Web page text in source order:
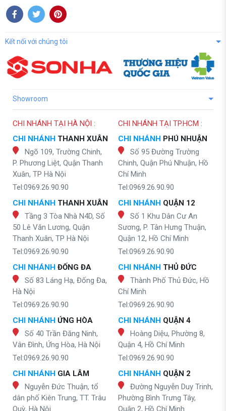
Kết nối với chúng tôi
Showroom
CHI NHÁNH TẠI HÀ NỘI :
CHI NHÁNH THANH XUÂN
Ngõ 109, Trường Chinh,
P. Phương Liệt, Quận Thanh
Xuân, TP Hà Nội
Tel:0969.26.90.90
CHI NHÁNH THANH XUÂN
Tầng 3 Tòa Nhà N4D, Số
50 Lê Văn Lương, Quận
Thanh Xuân, TP Hà Nội
Tel:0969.26.90.90
CHI NHÁNH ĐỐNG ĐA
Số 83 Láng Hạ, Đống Đa,
Hà Nội
Tel:0969.26.90.90
CHI NHÁNH ỨNG HÒA
Số 40 Trần Đăng Ninh,
Vân Đình, Ứng Hòa, Hà Nội
Tel:0969.26.90.90
CHI NHÁNH GIA LÂM
Nguyễn Đức Thuận, tổ
dân phố Kiên Trung, TT. Trâu
Quỳ, Hà Nội
CHI NHÁNH TẠI TP.HCM :
CHI NHÁNH PHÚ NHUẬN
Số 95 Đường Trường
Chinh, Quận Phú Nhuận, Hồ
Chí Minh
Tel:0969.26.90.90
CHI NHÁNH QUẬN 12
Số 1 Khu Dân Cư An
Sương, P. Tân Hưng Thuận,
Quận 12, Hồ Chí Minh
Tel:0969.26.90.90
CHI NHÁNH THỦ ĐỨC
Thành Phố Thủ Đức, Hồ
Chí Minh
Tel:0969.26.90.90
CHI NHÁNH QUẬN 4
Hoàng Diệu, Phường 8,
Quận 4, Hồ Chí Minh
Tel:0969.26.90.90
CHI NHÁNH QUẬN 2
Đường Nguyễn Duy Trinh,
Phường Bình Trưng Tây,
Quận 2, Hồ Chí Minh